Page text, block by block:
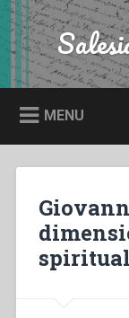
Skip
to
content
Search
MENU